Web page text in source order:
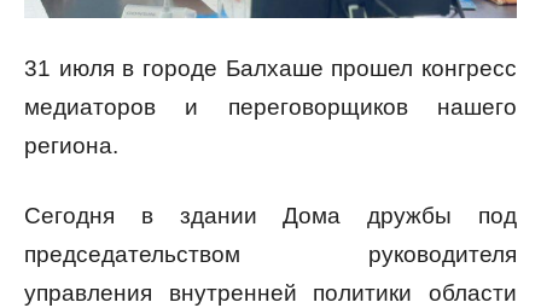
31 июля в городе Балхаше прошел конгресс
медиаторов и переговорщиков нашего
региона.
Сегодня в здании Дома дружбы под
председательством руководителя
управления внутренней политики области